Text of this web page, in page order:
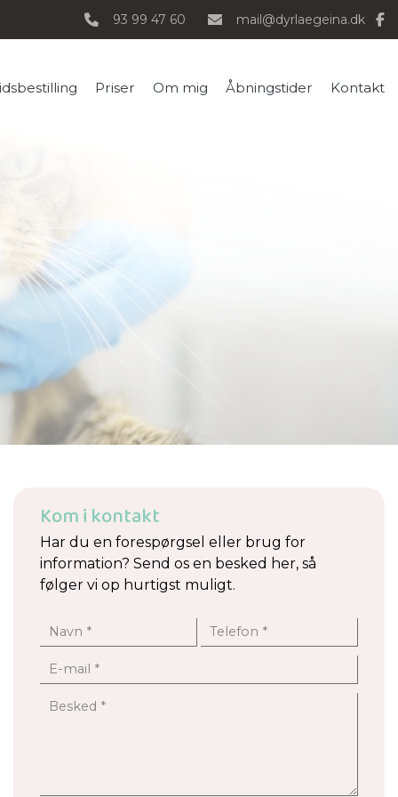
93 99 47 60 mail@dyrlaegeina.dk
Priser Om mig Åbningstider Kontakt
Kom i kontakt
Har du en forespørgsel eller brug for
information? Send os en besked her, så
følger vi op hurtigst muligt.